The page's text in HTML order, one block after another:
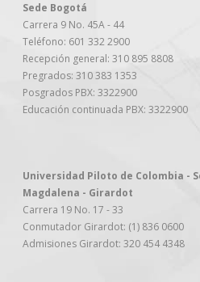
Sede Bogotá
Carrera 9 No. 45A - 44
Teléfono: 601 332 2900
Recepción general: 310 895 8808
Pregrados: 310 383 1353
Posgrados PBX: 3322900
Educación continuada PBX: 3322900
Universidad Piloto de Colombia -
Magdalena - Girardot
Carrera 19 No. 17 - 33
Conmutador Girardot: (1) 836 0600
Admisiones Girardot: 320 454 4348